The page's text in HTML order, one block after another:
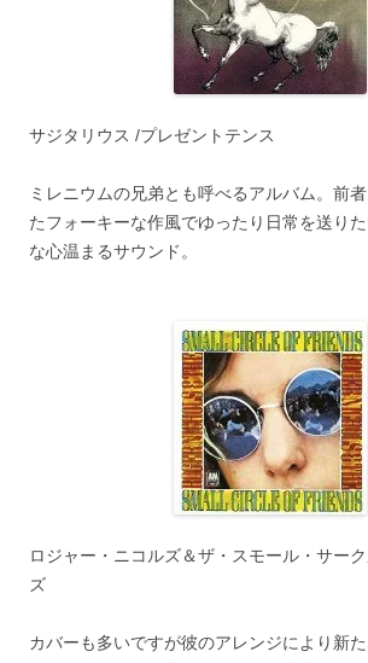
サジタリウス /プレゼントテンス
ミレニウムの兄弟とも呼べるアルバム。前
たフォーキーな作風でゆったり日常を送り
な心温まるサウンド。
ロジャー・ニコルズ＆ザ・スモール・サー
ズ
カバーも多いですが彼のアレンジにより新